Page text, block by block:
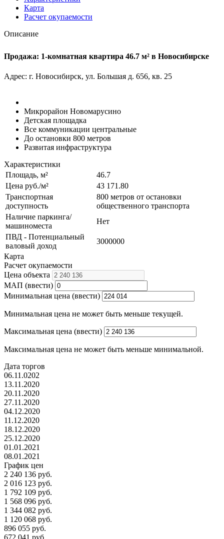
Карта
Расчет окупаемости
Описание
Продажа: 1-комнатная квартира 46.7 м² в Новосибирске
Адрес: г. Новосибирск, ул. Большая д. 656, кв. 25
Микрорайон Новомарусино
Детская площадка
Все коммуникации центральные
До остановки 800 метров
Развитая инфраструктура
Характеристики
Площадь, м²
46.7
Цена руб./м²
43 171.80
Транспортная
доступность
800 метров от остановки
общественного транспорта
Наличие паркинга/
машиноместа
Нет
ПВД - Потенциальный
валовый доход
3000000
Карта
Расчет окупаемости
Цена объекта
МАП (ввести)
Минимальная цена (ввести)
Минимальная цена не может быть меньше текущей.
Максимальная цена (ввести)
Максимальная цена не может быть меньше минимальной.
Дата торгов
06.11.0202
13.11.2020
20.11.2020
27.11.2020
04.12.2020
11.12.2020
18.12.2020
25.12.2020
01.01.2021
08.01.2021
График цен
2 240 136 руб.
2 016 123 руб.
1 792 109 руб.
1 568 096 руб.
1 344 082 руб.
1 120 068 руб.
896 055 руб.
672 041 руб.